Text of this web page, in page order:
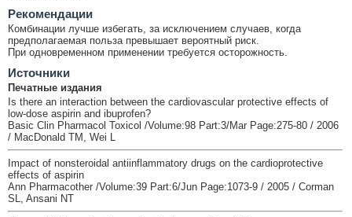
Рекомендации
Комбинации лучше избегать, за исключением случаев, когда
предполагаемая польза превышает вероятный риск.
При одновременном применении требуется осторожность.
Источники
Печатные издания
Is there an interaction between the cardiovascular protective effects of
low-dose aspirin and ibuprofen?
Basic Clin Pharmacol Toxicol /Volume:98 Part:3/Mar Page:275-80 / 2006
/ MacDonald TM, Wei L
Impact of nonsteroidal antiinflammatory drugs on the cardioprotective
effects of aspirin
Ann Pharmacother /Volume:39 Part:6/Jun Page:1073-9 / 2005 / Corman
SL, Ansani NT